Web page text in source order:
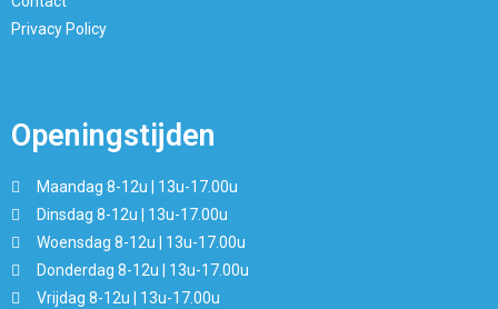
Privacy Policy
Openingstijden
Maandag 8-12u | 13u-17.00u
Dinsdag 8-12u | 13u-17.00u
Woensdag 8-12u | 13u-17.00u
Donderdag 8-12u | 13u-17.00u
Vrijdag 8-12u | 13u-17.00u